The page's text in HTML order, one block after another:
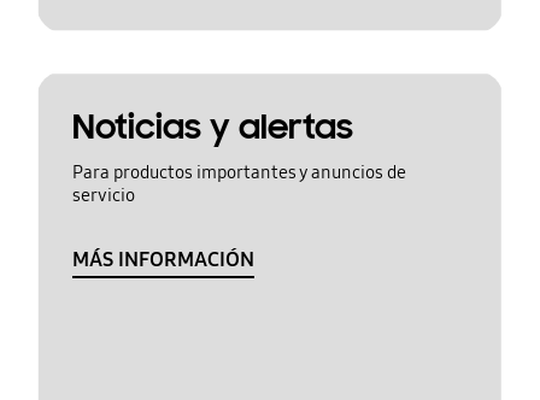
Noticias y alertas
Para productos importantes y anuncios de
servicio
MÁS INFORMACIÓN